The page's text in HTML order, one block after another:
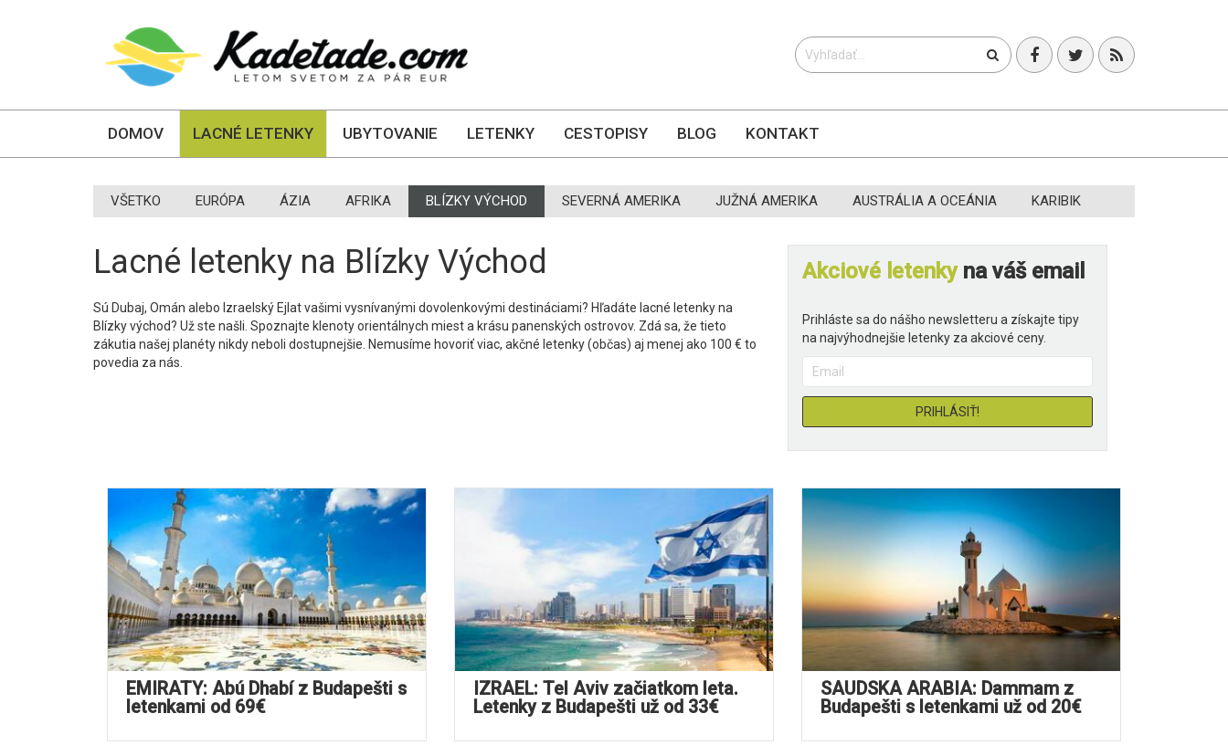
DOMOV LACNÉ LETENKY UBYTOVANIE LETENKY CESTOPISY BLOG KONTAKT
VŠETKO EURÓPA ÁZIA AFRIKA BLÍZKY VÝCHOD SEVERNÁ AMERIKA JUŽNÁ AMERIKA AUSTRÁLIA A OCEÁNIA KARIBIK
Lacné letenky na Blízky Východ
Sú Dubaj, Omán alebo Izraelský Ejlat vašimi vysnívanými dovolenkovými destináciami? Hľadáte lacné letenky na
Blízky východ? Už ste našli. Spoznajte klenoty orientálnych miest a krásu panenských ostrovov. Zdá sa, že tieto
zákutia našej planéty nikdy neboli dostupnejšie. Nemusíme hovoriť viac, akčné letenky (občas) aj menej ako 100 € to
povedia za nás.
Akciové letenkyna váš email
Prihláste sa do nášho newsletteru a získajte tipy
na najvýhodnejšie letenky za akciové ceny.
EMIRÁTY: Abú Dhabí z Budapešti s
letenkami od 69€
IZRAEL: Tel Aviv začiatkom leta.
Letenky z Budapešti už od 33€
SAUDSKÁ ARÁBIA: Dammam z
Budapešti s letenkami už od 20€